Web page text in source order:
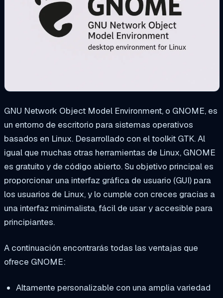
GNU Network Object Model Environment, o GNOME, es
un entorno de escritorio para sistemas operativos
basados en Linux. Desarrollado con el toolkit GTK. Al
igual que muchas otras herramientas de Linux, GNOME
es gratuito y de código abierto. Su objetivo principal es
proporcionar una interfaz gráfica de usuario (GUI) para
los usuarios de Linux, y lo cumple con creces gracias a
una interfaz minimalista, fácil de usar y accesible para
principiantes.
A continuación encontrarás todas las ventajas que
ofrece GNOME:
Altamente personalizable con una amplia variedad